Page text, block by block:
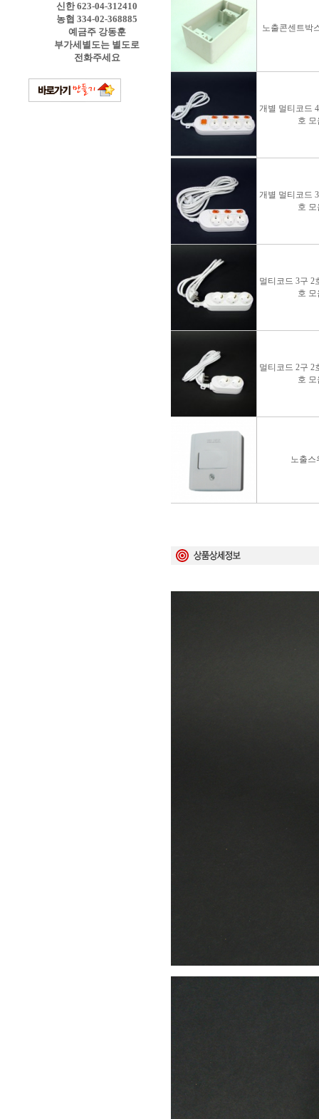
신한 623-04-312410
농협 334-02-368885
예금주 강동훈
부가세별도는 별도로
전화주세요
노출콘센트박
개별 멀티코드
호 모
개별 멀티코드
호 모
멀티코드 3구 2
호 모
멀티코드 2구 2
호 모
노출스